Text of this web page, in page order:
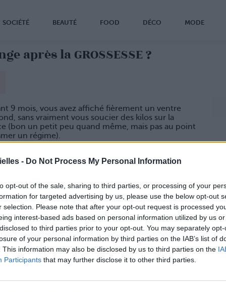
- Do Not Process My Personal Information
opt-out of the sale, sharing to third parties, or processing of your
for targeted advertising by us, please use the below opt-out
selection. Please note that after your opt-out request is processed
interest-based ads based on personal information utilized by us
to third parties prior to your opt-out. You may separately
of your personal information by third parties on the IAB’s list of
This information may also be disclosed by us to third parties on the
Participants that may further disclose it to other third parties.
SOCIÉTÉ BEAUTÉ FOOD DÉCO MODE
après la GROSSESSE ?
9 mois, vous avez affiché fièrement un ventre
sans vraiment vous soucier des kilos sur la
(bon un petit peu quand même, mais pas au point
un régime).
sont apparues. Mais en vrai, c’est comment un
femme qui a accouché ?
9 mois à porter la vie, ça ne s’efface pas d’un coup
magique. Après l’accouchement, le bidon
un petit moment (3 semaines en moyenne,
varie d’une femme à l’autre). C’est souvent à ce
là que vous entendrez donc « alors c’est pour
l’accouchement ? » et que vous vous retiendrez
de hurler « c’était y’a 1 mois, empaffée ! ». Les
être plus ronds, mais reprennent
suite, que vous allaitiez ou non.